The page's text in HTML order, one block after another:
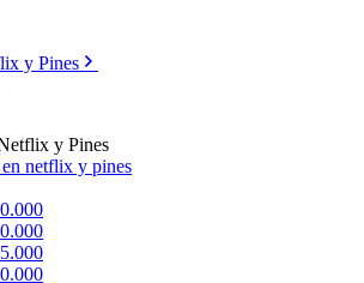
y Pines
y Pines
netflix y pines